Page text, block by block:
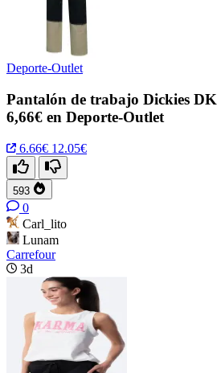
Deporte-Outlet
Pantalón de trabajo Dickies
6,66€ en Deporte-Outlet
6.66€ 12.05€
593
0
Carl_lito
Lunam
Carrefour
3d